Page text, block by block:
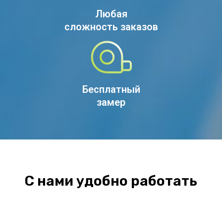
Любая
сложность заказов
Бесплатный
замер
С нами удобно работать